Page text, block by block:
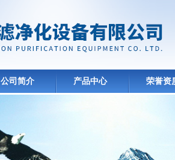
公司简介 产品中心 荣誉资